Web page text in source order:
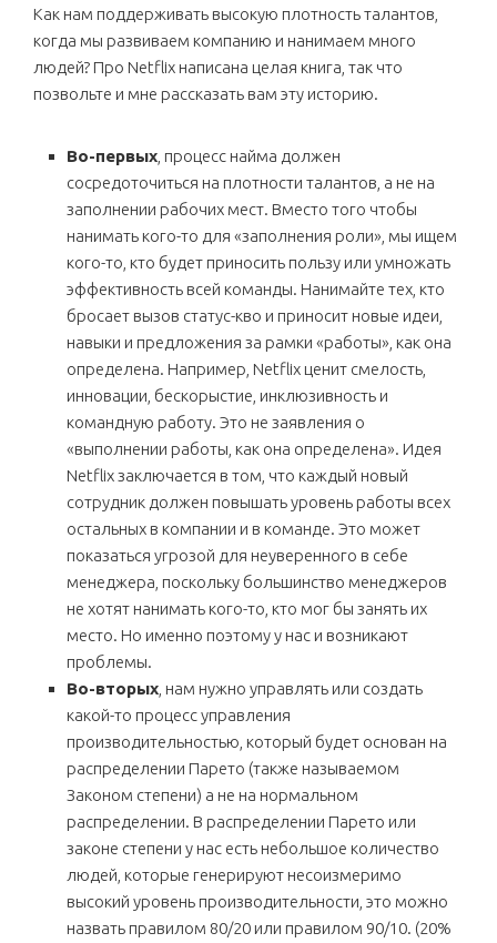
Как нам поддерживать высокую плотность талантов,
когда мы развиваем компанию и нанимаем много
людей? Про Netflix написана целая книга, так что
позвольте и мне рассказать вам эту историю.
Во-первых , процесс найма должен
сосредоточиться на плотности талантов, а не на
заполнении рабочих мест. Вместо того чтобы
нанимать кого-то для «заполнения роли», мы ищем
кого-то, кто будет приносить пользу или умножать
эффективность всей команды. Нанимайте тех, кто
бросает вызов статус-кво и приносит новые идеи,
навыки и предложения за рамки «работы», как она
определена. Например, Netflix ценит смелость,
инновации, бескорыстие, инклюзивность и
командную работу. Это не заявления о
«выполнении работы, как она определена». Идея
Netflix заключается в том, что каждый новый
сотрудник должен повышать уровень работы всех
остальных в компании и в команде. Это может
показаться угрозой для неуверенного в себе
менеджера, поскольку большинство менеджеров
не хотят нанимать кого-то, кто мог бы занять их
место. Но именно поэтому у нас и возникают
проблемы.
Во-вторых , нам нужно управлять или создать
какой-то процесс управления
производительностью, который будет основан на
распределении Парето (также называемом
Законом степени) а не на нормальном
распределении. В распределении Парето или
законе степени у нас есть небольшое количество
людей, которые генерируют несоизмеримо
высокий уровень производительности, это можно
назвать правилом 80/20 или правилом 90/10. (20%